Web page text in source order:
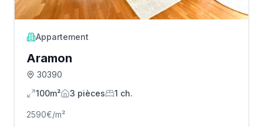
Appartement
Aramon
30390
100m²
3 pièces 1 ch.
2590€/m²